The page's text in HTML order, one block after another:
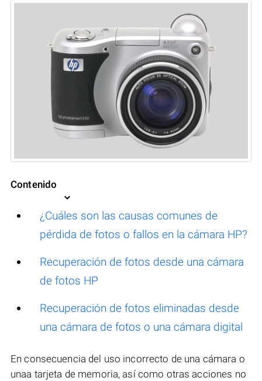
Contenido
¿Cuáles son las causas comunes de
pérdida de fotos o fallos en la cámara HP?
Recuperación de fotos desde una cámara
de fotos HP
Recuperación de fotos eliminadas desde
una cámara de fotos o una cámara digital
En consecuencia del uso incorrecto de una cámara o
unaa tarjeta de memoria, así como otras acciones no